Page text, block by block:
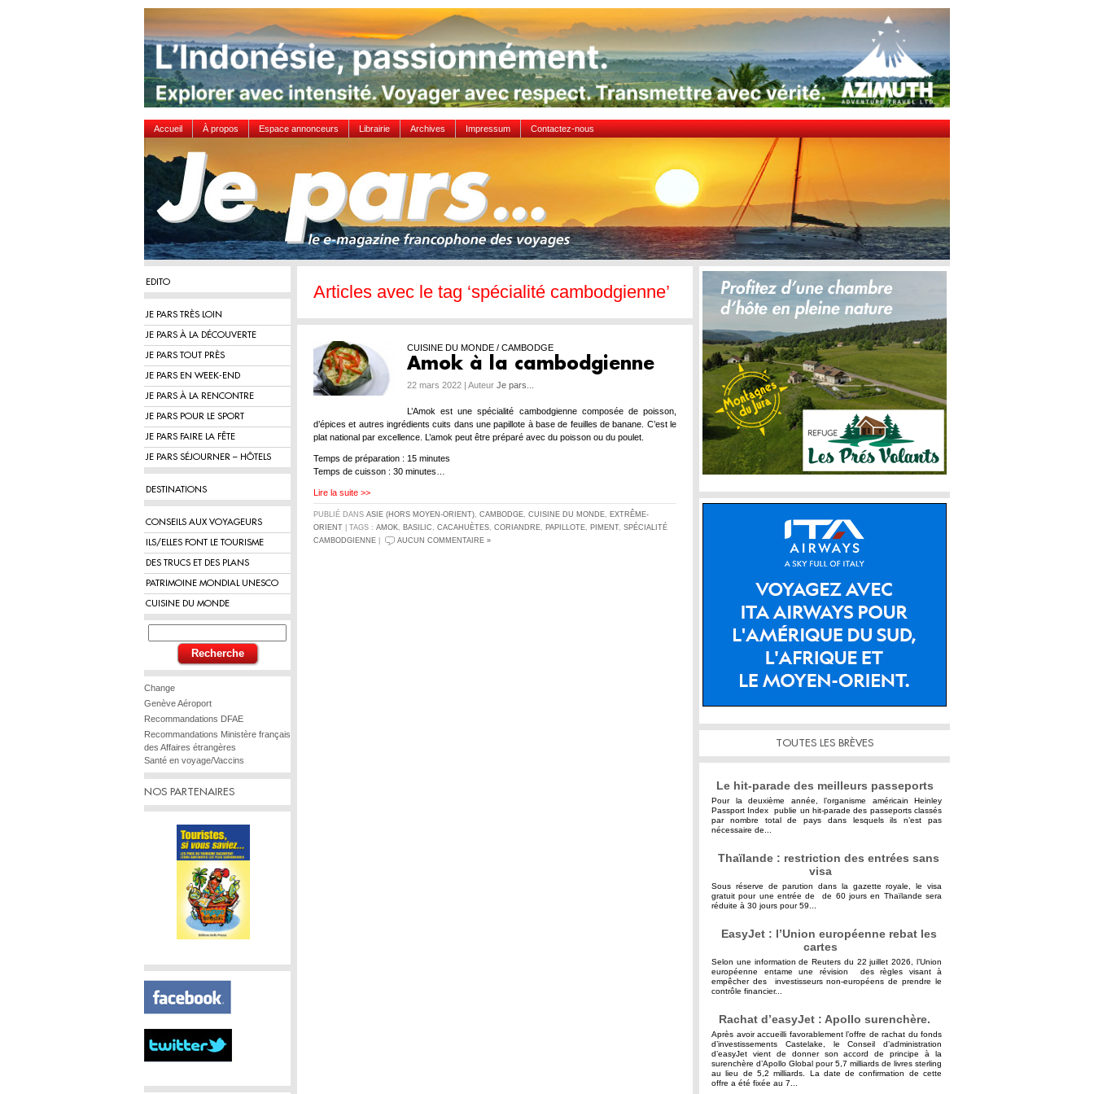
Accueil À propos Espace annonceurs Librairie Archives Impressum Contactez-nous
EDITO
JE PARS TRÈS LOIN
JE PARS À LA DÉCOUVERTE
JE PARS TOUT PRÈS
JE PARS EN WEEK-END
JE PARS À LA RENCONTRE
JE PARS POUR LE SPORT
JE PARS FAIRE LA FÊTE
JE PARS SÉJOURNER – HÔTELS
DESTINATIONS
CONSEILS AUX VOYAGEURS
ILS/ELLES FONT LE TOURISME
DES TRUCS ET DES PLANS
PATRIMOINE MONDIAL UNESCO
CUISINE DU MONDE
Change
Genève Aéroport
Recommandations DFAE
Recommandations Ministère français
des Affaires étrangères
Santé en voyage/Vaccins
NOS PARTENAIRES
Articles avec le tag ‘spécialité cambodgienne’
CUISINE DU MONDE / CAMBODGE
Amok à la cambodgienne
22 mars 2022 | Auteur Je pars...
L’Amok est une spécialité cambodgienne composée de poisson,
d’épices et autres ingrédients cuits dans une papillote à base de feuilles de banane. C’est le
plat national par excellence. L’amok peut être préparé avec du poisson ou du poulet.
Temps de préparation : 15 minutes
Temps de cuisson : 30 minutes…
Lire la suite >>
PUBLIÉ DANS ASIE (HORS MOYEN-ORIENT), CAMBODGE, CUISINE DU MONDE, EXTRÊME-
ORIENT | TAGS : AMOK, BASILIC , CACAHUÈTES, CORIANDRE, PAPILLOTE, PIMENT, SPÉCIALITÉ
CAMBODGIENNE
AUCUN COMMENTAIRE »
TOUTES LES BRÈVES
Le hit-parade des meilleurs passeports
Pour la deuxième année, l’organisme américain Heinley
Passport Index publie un hit-parade des passeports classés
par nombre total de pays dans lesquels ils n’est pas
nécessaire de...
Thaïlande : restriction des entrées sans
visa
Sous réserve de parution dans la gazette royale, le visa
gratuit pour une entrée de de 60 jours en Thaïlande sera
réduite à 30 jours pour 59...
EasyJet : l’Union européenne rebat les
cartes
Selon une information de Reuters du 22 juillet 2026, l’Union
européenne entame une révision des règles visant à
empêcher des investisseurs non-européens de prendre le
contrôle financier...
Rachat d’easyJet : Apollo surenchère.
Après avoir accueilli favorablement l’offre de rachat du fonds
d’investissements Castelake, le Conseil d’administration
d’easyJet vient de donner son accord de principe à la
surenchère d’Apollo Global pour 5,7 milliards de livres sterling
au lieu de 5,2 milliards. La date de confirmation de cette
offre a été fixée au 7...